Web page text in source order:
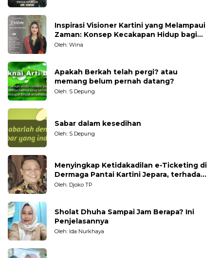
Inspirasi Visioner Kartini yang Melampaui
Zaman: Konsep Kecakapan Hidup bagi
Generasi Muda
Oleh: Wina
Apakah Berkah telah pergi? atau
memang belum pernah datang?
Oleh: S Depung
Sabar dalam kesedihan
Oleh: S Depung
Menyingkap Ketidakadilan e-Ticketing di
Dermaga Pantai Kartini Jepara, terhadap
Nelayan Tradisional
Oleh: Djoko TP
Sholat Dhuha Sampai Jam Berapa? Ini
Penjelasannya
Oleh: Ida Nurkhaya